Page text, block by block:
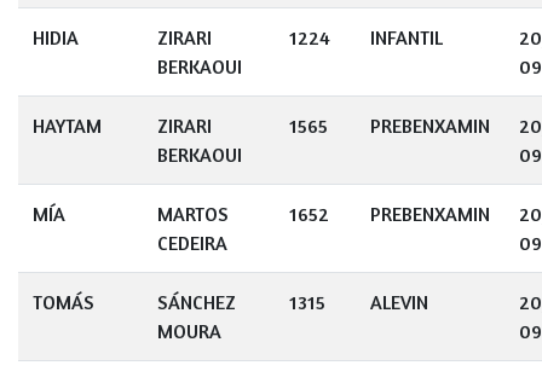
HIDIA
ZIRARI
BERKAOUI
1224 INFANTIL
HAYTAM
ZIRARI
BERKAOUI
1565 PREBENXAMIN
MÍA
MARTOS
CEDEIRA
1652 PREBENXAMIN
TOMÁS
SÁNCHEZ
MOURA
1315 ALEVIN